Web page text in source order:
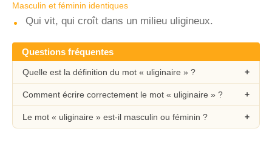
Masculin et féminin identiques
Qui vit, qui croît dans un milieu uligineux.
Questions fréquentes
Quelle est la définition du mot « uliginaire » ?
Comment écrire correctement le mot « uliginaire » ?
Le mot « uliginaire » est-il masculin ou féminin ?